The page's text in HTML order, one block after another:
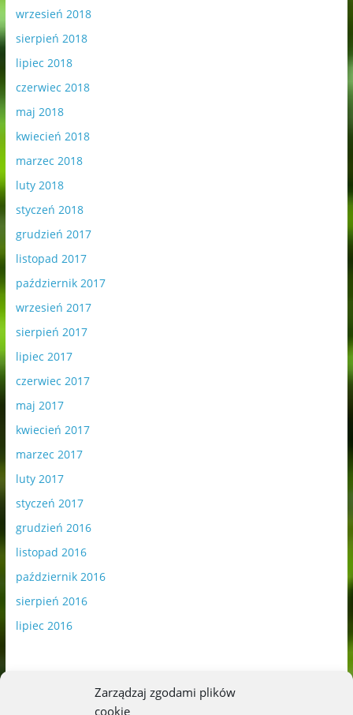
Zarządzaj zgodami plików
cookie
wrzesień 2018
sierpień 2018
lipiec 2018
czerwiec 2018
maj 2018
kwiecień 2018
marzec 2018
luty 2018
styczeń 2018
grudzień 2017
listopad 2017
październik 2017
wrzesień 2017
sierpień 2017
lipiec 2017
czerwiec 2017
maj 2017
kwiecień 2017
marzec 2017
luty 2017
styczeń 2017
grudzień 2016
listopad 2016
październik 2016
sierpień 2016
lipiec 2016